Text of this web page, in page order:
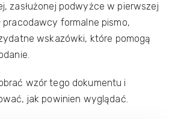
zasłużonej podwyżce w pierwszej
pracodawcy formalne pismo,
wskazówki, które pomogą
wzór tego dokumentu i
jak powinien wyglądać.